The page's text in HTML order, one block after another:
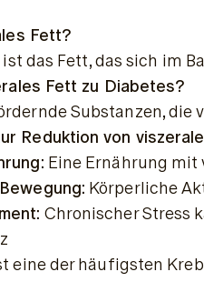
Fett?
das Fett, das sich im
Fett zu Diabetes?
Substanzen,
Reduktion von
Eine Ernährung
Körperliche
Chronischer Stress